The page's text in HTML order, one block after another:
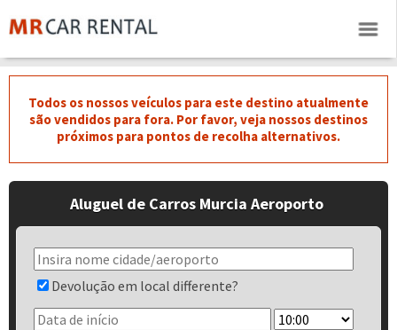
Todos os nossos veículos para este destino atualmente
são vendidos para fora. Por favor, veja nossos destinos
próximos para pontos de recolha alternativos.
Aluguel de Carros Murcia Aeroporto
Devolução em local differente?